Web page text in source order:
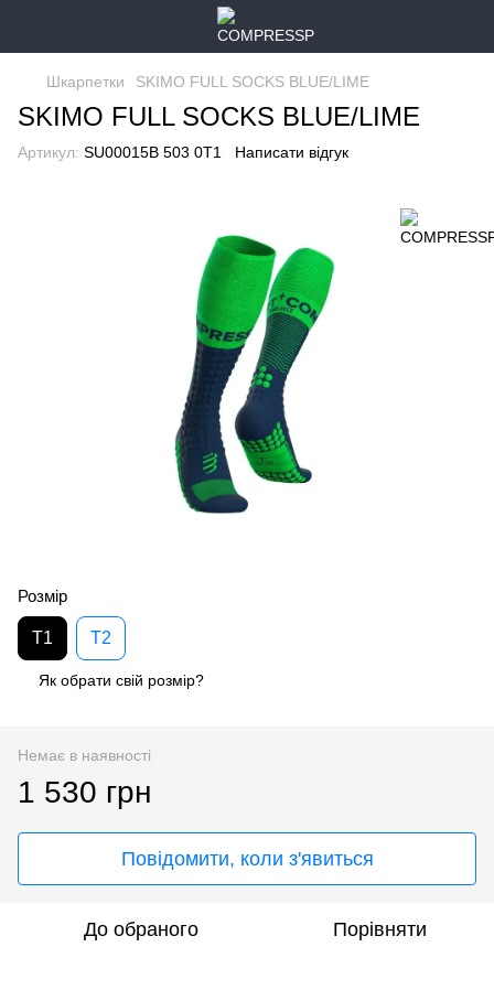
Шкарпетки SKIMO FULL SOCKS BLUE/LIME
SKIMO FULL SOCKS BLUE/LIME
Артикул: SU00015B 503 0T1 Написати відгук
Розмір
T1 T2
Як обрати свій розмір?
Немає в наявності
1 530 грн
Повідомити, коли з'явиться
До обраного Порівняти